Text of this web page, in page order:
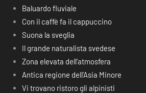
Baluardo fluviale
Con il caffè fa il cappuccino
Suona la sveglia
Il grande naturalista svedese
Zona elevata dell’atmosfera
Antica regione dell’Asia Minore
Vi trovano ristoro gli alpinisti